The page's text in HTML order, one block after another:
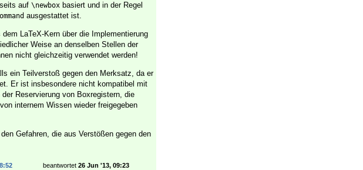
auf \newbox basiert und in der Regel
ausgestattet ist.
LaTeX-Kern über die Implementierung
Weise an denselben Stellen der
nicht gleichzeitig verwendet werden!
ein Teilverstoß gegen den Merksatz, da er
Er ist insbesondere nicht kompatibel mit
Reservierung von Boxregistern, die
internem Wissen wieder freigegeben
Gefahren, die aus Verstößen gegen den
beantwortet 26 Jun '13, 09:23